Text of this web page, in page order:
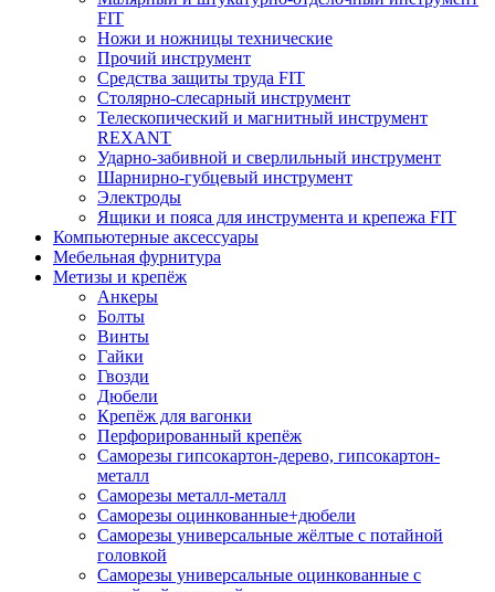
FIT
Ножи и ножницы технические
Прочий инструмент
Средства защиты труда FIT
Столярно-слесарный инструмент
Телескопический и магнитный инструмент
REXANT
Ударно-забивной и сверлильный инструмент
Шарнирно-губцевый инструмент
Электроды
Ящики и пояса для инструмента и крепежа FIT
Компьютерные аксессуары
Мебельная фурнитура
Метизы и крепёж
Анкеры
Болты
Винты
Гайки
Гвозди
Дюбели
Крепёж для вагонки
Перфорированный крепёж
Саморезы гипсокартон-дерево, гипсокартон-
металл
Саморезы металл-металл
Саморезы оцинкованные+дюбели
Саморезы универсальные жёлтые с потайной
головкой
Саморезы универсальные оцинкованные с